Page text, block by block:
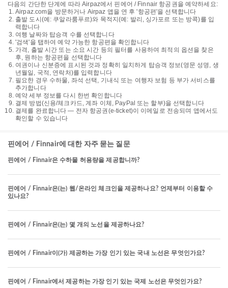
다음의 간단한 단계에 따라 Airpaz에서 핀에어 / Finnair 항공권을 예약하세요:
Airpaz.com을 방문하거나 Airpaz 앱을 연 후 '항공편'을 선택합니다
출발 도시(예: 쿠알라룸푸르)와 목적지(예: 발리, 싱가포르 또는 방콕)를 입
력합니다
여행 날짜와 탑승객 수를 선택합니다
'검색'을 탭하여 예약 가능한 항공편을 확인합니다
가격, 출발 시간 또는 소요 시간 등의 필터를 사용하여 최적의 옵션을 찾은
후, 원하는 항공편을 선택합니다
여권이나 신분증에 표시된 것과 정확히 일치하게 탑승객 정보(영문 성명, 생
년월일, 국적, 연락처)를 입력합니다
필요한 경우 수하물, 좌석 선택, 기내식 또는 여행자 보험 등 부가 서비스를
추가합니다
예약 세부 정보를 다시 한번 확인합니다
결제 방법(신용/체크카드, 계좌 이체, PayPal 또는 할부)을 선택합니다
결제를 완료합니다 — 전자 항공권(e-ticket)이 이메일로 전송되며 앱에서도
확인할 수 있습니다
핀에어 / Finnair에 대한 자주 묻는 질문
핀에어 / Finnair은 수하물 허용량을 제공합니까?
핀에어 / Finnair은(는) 웹/온라인 체크인을 제공하나요? 언제부터 이용할 수
있나요?
핀에어 / Finnair은(는) 몇 개의 노선을 제공하나요?
핀에어 / Finnair이(가) 제공하는 가장 인기 있는 국내 노선은 무엇인가요?
핀에어 / Finnair에서 제공하는 가장 인기 있는 국제 노선은 무엇인가요?